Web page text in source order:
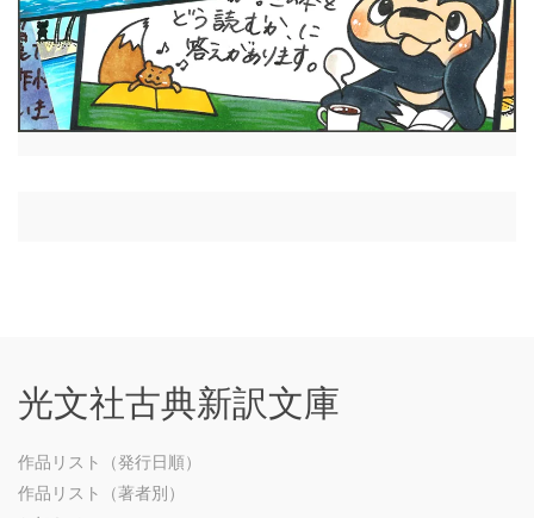
光文社古典新訳文庫
作品リスト（発行日順）
作品リスト（著者別）